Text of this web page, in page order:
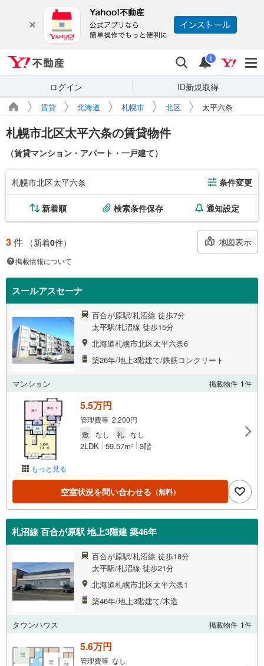
検索 通知
i
ログイン ID新規取得
賃貸 北海道 札幌市 北区 太平六条
札幌市北区太平六条の賃貸物件
（賃貸マンション・アパート・一戸建て）
札幌市北区太平六条 条件変更
新着順 検索条件保存 通知設定
3件 （新着0件） 地図表示
掲載情報について
スールアスセーナ
百合が原駅/札沼線 徒歩7分
太平駅/札沼線 徒歩15分
北海道札幌市北区太平六条6
築26年/地上3階建て/鉄筋コンクリート
マンション 掲載物件 1件
もっと見る
5.5万円
管理費等 2,200円
敷
なし 礼 なし
2LDK 59.57m2 3階
空室状況を問い合わせる （無料）
札沼線 百合が原駅 地上3階建 築46年
百合が原駅/札沼線 徒歩18分
太平駅/札沼線 徒歩21分
北海道札幌市北区太平六条1
築46年/地上3階建て/木造
タウンハウス 掲載物件 1件
5.6万円
管理費等 なし